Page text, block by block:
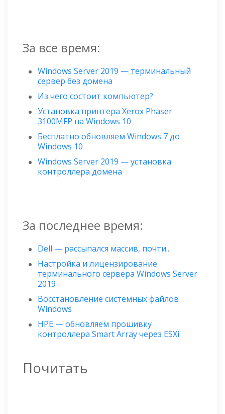
За все время:
Windows Server 2019 — терминальный
сервер без домена
Из чего состоит компьютер?
Установка принтера Xerox Phaser
3100MFP на Windows 10
Бесплатно обновляем Windows 7 до
Windows 10
Windows Server 2019 — установка
контроллера домена
За последнее время:
Dell — рассыпался массив, почти...
Настройка и лицензирование
терминального сервера Windows Server
2019
Восстановление системных файлов
Windows
HPE — обновляем прошивку
контроллера Smart Array через ESXi
Почитать